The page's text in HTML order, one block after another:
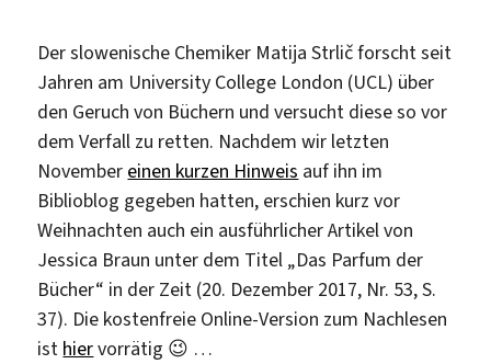
Der slowenische Chemiker Matija Strlič forscht seit
Jahren am University College London (UCL) über
den Geruch von Büchern und versucht diese so vor
dem Verfall zu retten. Nachdem wir letzten
November einen kurzen Hinweis auf ihn im
Biblioblog gegeben hatten, erschien kurz vor
Weihnachten auch ein ausführlicher Artikel von
Jessica Braun unter dem Titel „Das Parfum der
Bücher“ in der Zeit (20. Dezember 2017, Nr. 53, S.
37). Die kostenfreie Online-Version zum Nachlesen
ist hiervorrätig 😉 …